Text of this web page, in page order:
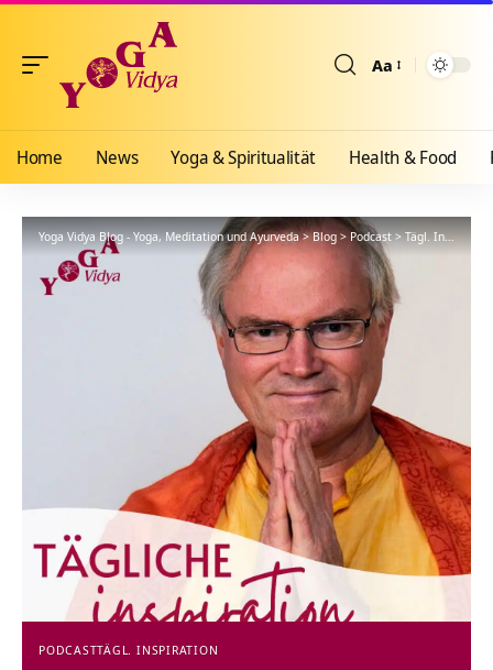
Aa
Home News Yoga & Spiritualität Health & Food
Yoga Vidya Blog - Yoga, Meditation und Ayurveda>Blog>Podcast>Tägl. Inspiration
PODCASTTÄGL. INSPIRATION